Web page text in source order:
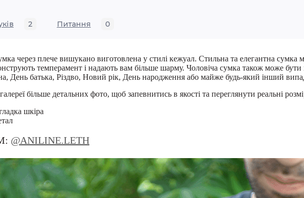
2 Питання 0
через плече вишукано виготовлена у стилі кежуал. Стильна та елегантна
темперамент і надають вам більше шарму. Чоловіча сумка також може
День батька, Різдво, Новий рік, День народження або майже будь-який інший
більше детальних фото, щоб запевнитись в якості та переглянути реальні
шкіра
@ANILINE.LETH